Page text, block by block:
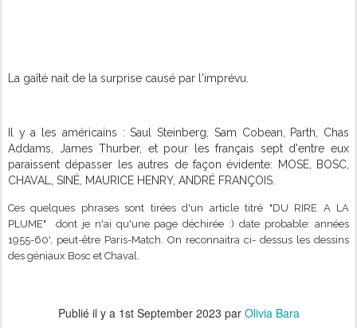
La gaîté nait de la surprise causé par l'imprévu.
Il y a les américains : Saul Steinberg, Sam Cobean, Parth, Chas
Addams, James Thurber, et pour les français sept d'entre eux
paraissent dépasser les autres de façon évidente:
MOSE, BOSC,
CHAVAL, SINÉ, MAURICE HENRY, ANDRÉ FRANÇOIS.
Ces quelques phrases sont tirées d'un article titré "DU RIRE A LA
PLUME" dont je n'ai qu'une page déchirée :) date probable: années
1955-60', peut-être Paris-Match. On reconnaitra ci- dessus les dessins
des géniaux Bosc et Chaval.
Publié il y a 1st September 2023 par Olivia Bara